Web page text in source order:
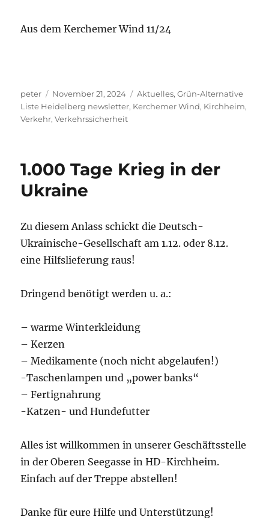
Aus dem Kerchemer Wind 11/24
Autor
peter
Veröffentlicht
am
November 21, 2024 Kategorien
Aktuelles,Grün-Alternative
Liste Heidelberg newsletter, Kerchemer Wind, Kirchheim,
Verkehr,Verkehrssicherheit
1.000 Tage Krieg in der
Ukraine
Zu diesem Anlass schickt die Deutsch-
Ukrainische-Gesellschaft am 1.12. oder 8.12.
eine Hilfslieferung raus!
Dringend benötigt werden u. a.:
– warme Winterkleidung
– Kerzen
– Medikamente (noch nicht abgelaufen!)
-Taschenlampen und „power banks“
– Fertignahrung
-Katzen- und Hundefutter
Alles ist willkommen in unserer Geschäftsstelle
in der Oberen Seegasse in HD-Kirchheim.
Einfach auf der Treppe abstellen!
Danke für eure Hilfe und Unterstützung!